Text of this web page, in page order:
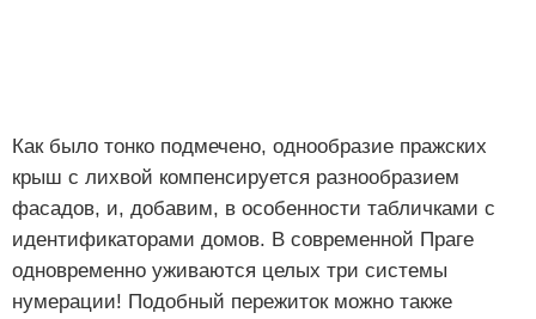
Как было тонко подмечено, однообразие пражских
крыш с лихвой компенсируется разнообразием
фасадов, и, добавим, в особенности табличками с
идентификаторами домов. В современной Праге
одновременно уживаются целых три системы
нумерации! Подобный пережиток можно также